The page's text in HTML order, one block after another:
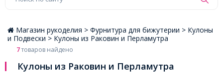
Магазин рукоделия > Фурнитура для бижутерии > Кулоны
и Подвески > Кулоны из Раковин и Перламутра
7товаров найдено
Кулоны из Раковин и Перламутра